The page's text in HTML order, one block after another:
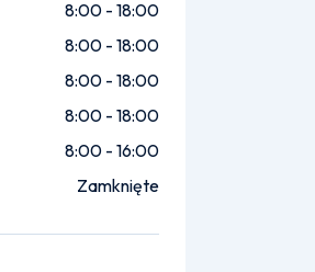
8:00 - 18:00
8:00 - 18:00
8:00 - 18:00
8:00 - 18:00
8:00 - 16:00
Zamknięte